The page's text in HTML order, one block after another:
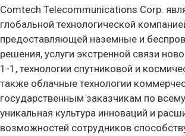
Comtech Telecommunications Corp.
глобальной технологической
предоставляющей наземные и
решения, услуги экстренной связи
1-1, технологии спутниковой и
также облачные технологии
государственным заказчикам по
уникальная культура инноваций и
возможностей сотрудников